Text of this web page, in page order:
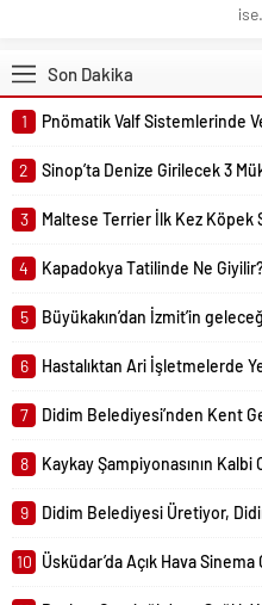
Son Dakika
1 Pnömatik Valf Sistemlerinde
2 Sinop’ta Denize Girilecek 3
3 Maltese Terrier İlk Kez
4 Kapadokya Tatilinde Ne
5 Büyükakın’dan İzmit’in
6 Hastalıktan Ari İşletmelerde
7 Didim Belediyesi’nden Kent
8 Kaykay Şampiyonasının Kalbi
9 Didim Belediyesi Üretiyor,
10 Üsküdar’da Açık Hava Sinema